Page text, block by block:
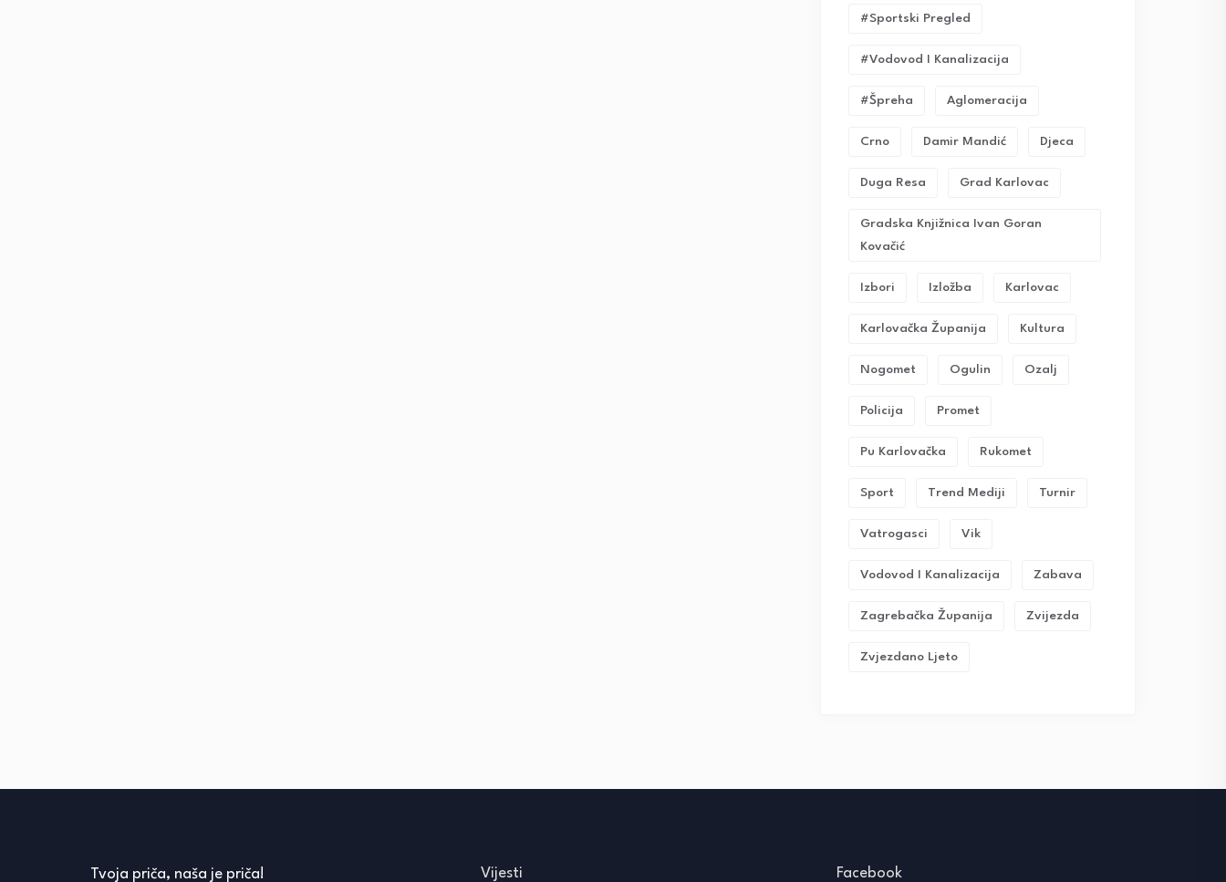
#sportski Pregled
#vodovod I Kanalizacija
#Špreha Aglomeracija
Crno Damir Mandić Djeca
Duga Resa Grad Karlovac
Gradska Knjižnica Ivan Goran
Kovačić
Izbori Izložba Karlovac
Karlovačka Županija Kultura
Nogomet Ogulin Ozalj
Policija Promet
Pu Karlovačka Rukomet
Sport Trend Mediji Turnir
Vatrogasci Vik
Vodovod I Kanalizacija Zabava
Zagrebačka Županija Zvijezda
Zvjezdano Ljeto
Tvoja priča, naša je priča! Vijesti Facebook